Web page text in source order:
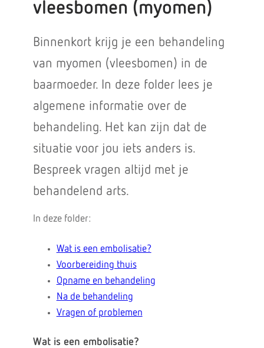
vleesbomen (myomen)
Binnenkort krijg je een behandeling
van myomen (vleesbomen) in de
baarmoeder. In deze folder lees je
algemene informatie over de
behandeling. Het kan zijn dat de
situatie voor jou iets anders is.
Bespreek vragen altijd met je
behandelend arts.
In deze folder:
Wat is een embolisatie?
Voorbereiding thuis
Opname en behandeling
Na de behandeling
Vragen of problemen
Wat is een embolisatie?